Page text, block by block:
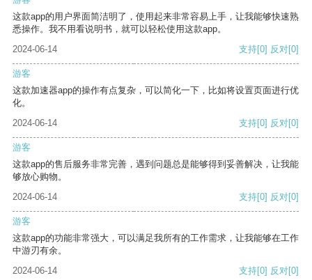
这款app的用户界面简洁明了，使用起来非常容易上手，让我能够快速熟
悉操作。我不用看说明书，就可以轻松使用这款app。
2024-06-14
支持[0] 反对[0]
游客
这款加速器app的操作有点复杂，可以简化一下，比如将设置页面进行优
化。
2024-06-14
支持[0] 反对[0]
游客
这款app的售后服务非常完善，遇到问题总是能够得到妥善解决，让我能
够放心购物。
2024-06-14
支持[0] 反对[0]
游客
这款app的功能非常强大，可以满足我所有的工作需求，让我能够在工作
中游刃有余。
2024-06-14
支持[0] 反对[0]